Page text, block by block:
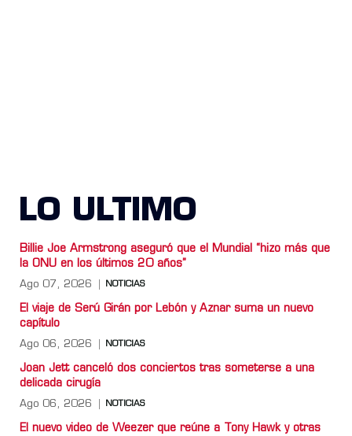
LO ULTIMO
Billie Joe Armstrong aseguró que el Mundial “hizo más que
la ONU en los últimos 20 años”
Ago 07, 2026 NOTICIAS
El viaje de Serú Girán por Lebón y Aznar suma un nuevo
capítulo
Ago 06, 2026 NOTICIAS
Joan Jett canceló dos conciertos tras someterse a una
delicada cirugía
Ago 06, 2026 NOTICIAS
El nuevo video de Weezer que reúne a Tony Hawk y otras